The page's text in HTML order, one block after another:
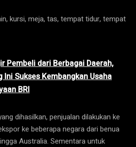
kursi, meja, tas, tempat tidur, tempat
Pembeli dari Berbagai Daerah,
Ini Sukses Kembangkan Usaha
BRI
dihasilkan, penjualan dilakukan ke
ke beberapa negara dari benua
Australia. Sementara untuk